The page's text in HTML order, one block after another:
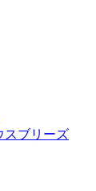
スブリーズ